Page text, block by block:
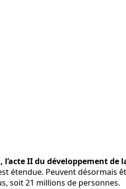
II du développement de
étendue. Peuvent désormais
soit 21 millions de personnes.